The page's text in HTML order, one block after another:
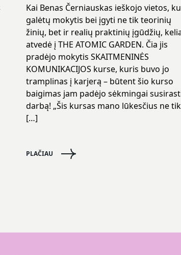
Kai Benas Černiauskas ieškojo vietos,
galėtų mokytis bei įgyti ne tik teorinių
žinių, bet ir realių praktinių įgūdžių,
atvedė į THE ATOMIC GARDEN. Čia jis
pradėjo mokytis SKAITMENINĖS
KOMUNIKACIJOS kurse, kuris buvo jo
tramplinas į karjerą – būtent šio kurso
baigimas jam padėjo sėkmingai
darbą! „Šis kursas mano lūkesčius ne tik
[…]
PLAČIAU